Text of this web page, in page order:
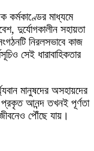
কর্মকাণ্ডের মাধ্যমে
দুর্যোগকালীন সহায়তা
নিরলসভাবে কাজ
সেই ধারাবাহিকতার
মানুষদের অসহায়দের
প্রকৃত আনন্দ তখনই পূর্ণতা
পৌঁছে যায়।